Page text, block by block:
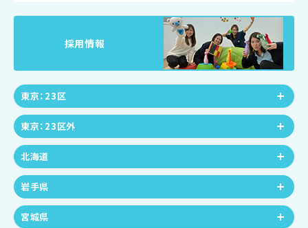
採用情報
東京：23区
東京：23区外
北海道
岩手県
宮城県